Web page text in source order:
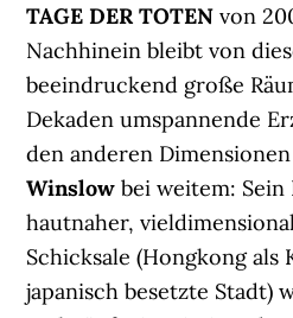
TAGE DER TOTEN von
Nachhinein bleibt von
beeindruckend große
Dekaden umspannende
den anderen
Winslow bei weitem:
hautnaher,
Schicksale (Hongkong als
japanisch besetzte Stadt)